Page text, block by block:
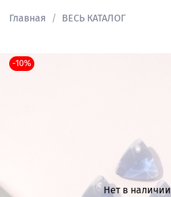
Главная ВЕСЬ КАТАЛОГ
Нет в наличии
-10%